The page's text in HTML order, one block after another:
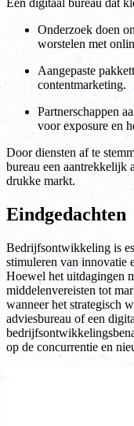
Een digitaal bureau dat
Onderzoek doen
worstelen met
Aangepaste
contentmarketing.
Partnerschappen
voor exposure en
Door diensten af te
bureau een aantrekkelijk
drukke markt.
Eindgedachten
Bedrijfsontwikkeling is
stimuleren van innovatie
Hoewel het uitdagingen
middelenvereisten tot
wanneer het strategisch
adviesbureau of een
op de concurrentie en